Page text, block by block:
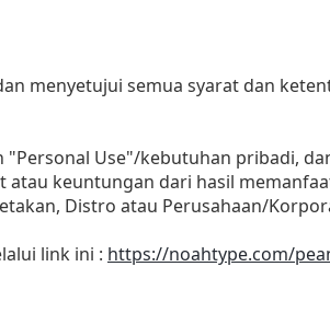
menyetujui semua syarat dan
Use"/kebutuhan pribadi,
keuntungan dari hasil
Distro atau Perusahaan/
link ini : https://noahtype.com/